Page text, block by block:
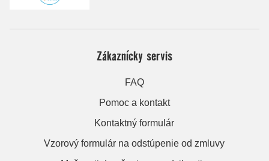
Zákaznícky servis
FAQ
Pomoc a kontakt
Kontaktný formulár
Vzorový formulár na odstúpenie od zmluvy